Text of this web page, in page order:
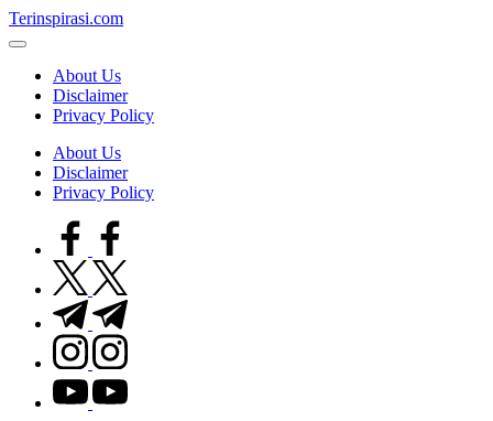
Skip
to
Terinspirasi.com
Inspirasi
TerkiniAbout Us
Disclaimer
Privacy Policy
About Us
Disclaimer
Privacy Policy
facebook.com
twitter.com
t.me
instagram.com
youtube.com